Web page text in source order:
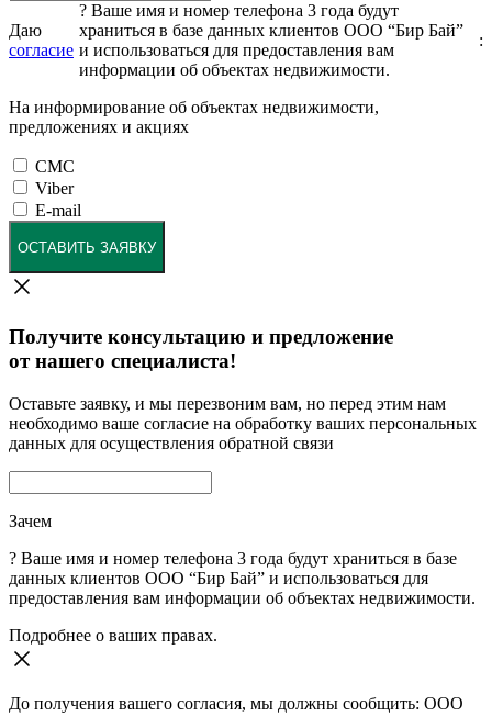
Даю
согласие
? Ваше имя и номер телефона 3 года будут
храниться в базе данных клиентов ООО “Бир Бай”
и использоваться для предоставления вам
информации об объектах недвижимости.
:
На информирование об объектах недвижимости,
предложениях и акциях
СМС
Viber
E-mail
ОСТАВИТЬ ЗАЯВКУ
Получите консультацию и предложение
от нашего специалиста!
Оставьте заявку, и мы перезвоним вам, но перед этим нам
необходимо ваше согласие на обработку ваших персональных
данных для осуществления обратной связи
Зачем
? Ваше имя и номер телефона 3 года будут храниться в базе
данных клиентов ООО “Бир Бай” и использоваться для
предоставления вам информации об объектах недвижимости.
Подробнее о ваших правах.
До получения вашего согласия, мы должны сообщить: ООО